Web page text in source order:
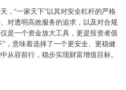
，“一家天下”以其对安全杠杆的严格
对透明高效服务的追求，以及对合规
是一个资金放大工具，更是投资者值
，意味着选择了一个更安全、更稳健
从容前行，稳步实现财富增值目标。